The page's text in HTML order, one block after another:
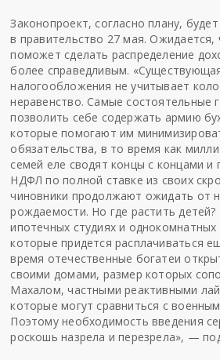
Законопроект, согласно плану,
в правительство 27 мая. Ожидается,
поможет сделать распределение
более справедливым.
налогообложения не учитывает
неравенство. Самые состоятельные
позволить себе содержать армию
которые помогают им
обязательства, в то время как
семей еле сводят концы с концами и
НДФЛ по полной ставке из своих
чиновники продолжают ожидать от
рождаемости. Но где растить
ипотечных студиях и однокомнатных
которые придется расплачиваться
время отечественные богатеи
своими домами, размер которых
Махалом, частными реактивными
которые могут сравниться с
Поэтому необходимость введения
роскошь назрела и перезрела», —